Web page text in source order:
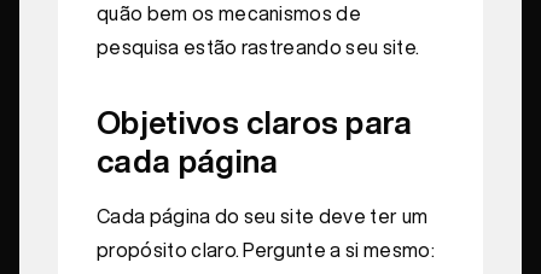
quão bem os mecanismos de
pesquisa estão rastreando seu site.
Objetivos claros para
cada página
Cada página do seu site deve ter um
propósito claro. Pergunte a si mesmo: